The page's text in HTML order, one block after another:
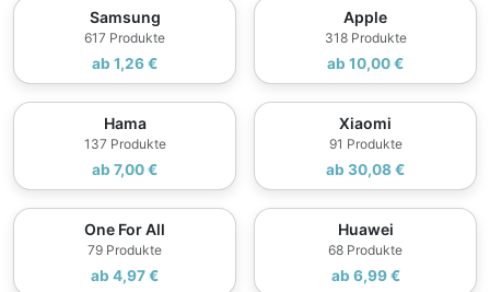
Samsung
617 Produkte
ab 1,26 €
Apple
318 Produkte
ab 10,00 €
Hama
137 Produkte
ab 7,00 €
Xiaomi
91 Produkte
ab 30,08 €
One For All
79 Produkte
ab 4,97 €
Huawei
68 Produkte
ab 6,99 €